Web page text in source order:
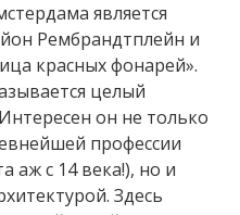
является
Рембрандтплейн и
красных фонарей».
целый
он не только
профессии
аж с 14 века!), но и
Здесь